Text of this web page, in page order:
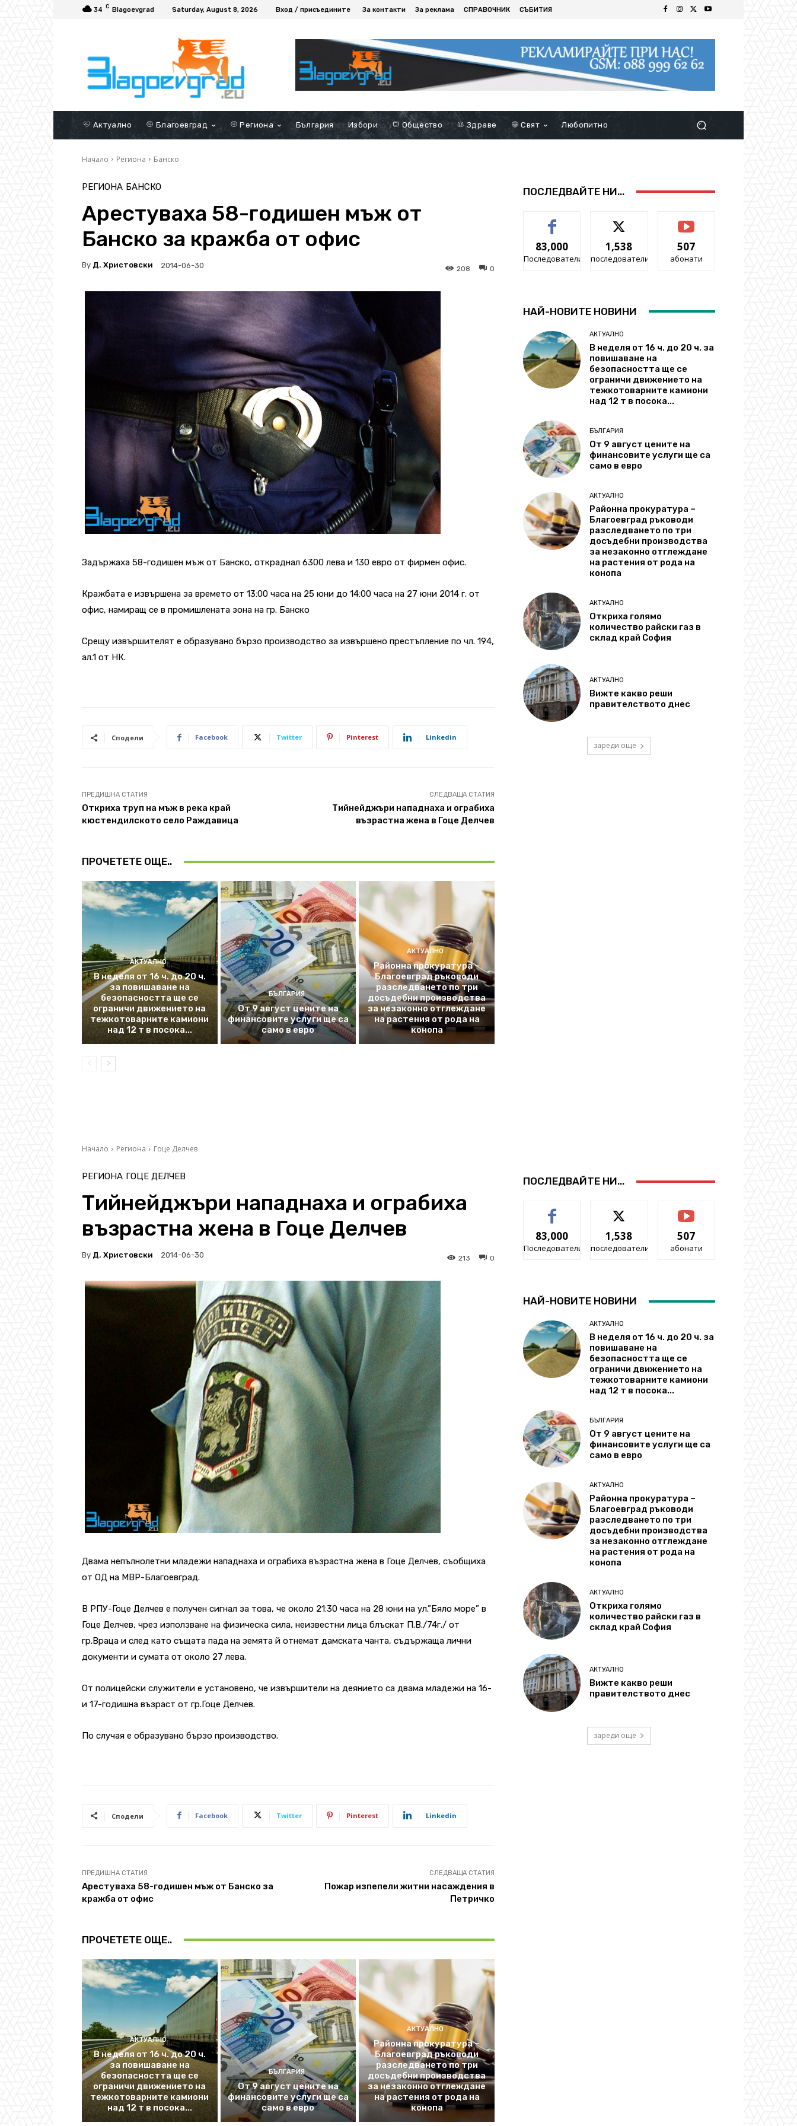
34 C Blagoevgrad Saturday, August 8, 2026 Вход / присъедините За контакти За реклама СПРАВОЧНИК СЪБИТИЯ
Актуално Благоевград Региона България Избори Общество Здраве Свят Любопитно
Начало Региона Банско
РЕГИОНА БАНСКО
Арестуваха 58-годишен мъж от
Банско за кражба от офис
By Д. Христовски 2014-06-30 0
208
Задържаха 58-годишен мъж от Банско, откраднал 6300 лева и 130 евро от фирмен офис.
Кражбата е извършена за времето от 13:00 часа на 25 юни до 14:00 часа на 27 юни 2014 г. от
офис, намиращ се в промишлената зона на гр. Банско
Срещу извършителят е образувано бързо производство за извършено престъпление по чл. 194,
ал.1 от НК.
Сподели Facebook Twitter Pinterest Linkedin
ПРЕДИШНА СТАТИЯ
Откриха труп на мъж в река край
кюстендилското село Раждавица
СЛЕДВАЩА СТАТИЯ
Тийнейджъри нападнаха и ограбиха
възрастна жена в Гоце Делчев
ПРОЧЕТЕТЕ ОЩЕ..
АКТУАЛНО
В неделя от 16 ч. до 20 ч.
за повишаване на
безопасността ще се
ограничи движението на
тежкотоварните камиони
над 12 т в посока...
БЪЛГАРИЯ
От 9 август цените на
финансовите услуги ще са
само в евро
АКТУАЛНО
Районна прокуратура –
Благоевград ръководи
разследването по три
досъдебни производства
за незаконно отглеждане
на растения от рода на
конопа
ПОСЛЕДВАЙТЕ НИ...
83,000
Последователи
1,538
последователи
507
абонати
НАЙ-НОВИТЕ НОВИНИ
АКТУАЛНО
В неделя от 16 ч. до 20 ч. за
повишаване на
безопасността ще се
ограничи движението на
тежкотоварните камиони
над 12 т в посока...
БЪЛГАРИЯ
От 9 август цените на
финансовите услуги ще са
само в евро
АКТУАЛНО
Районна прокуратура –
Благоевград ръководи
разследването по три
досъдебни производства
за незаконно отглеждане
на растения от рода на
конопа
АКТУАЛНО
Откриха голямо
количество райски газ в
склад край София
АКТУАЛНО
Вижте какво реши
правителството днес
зареди още